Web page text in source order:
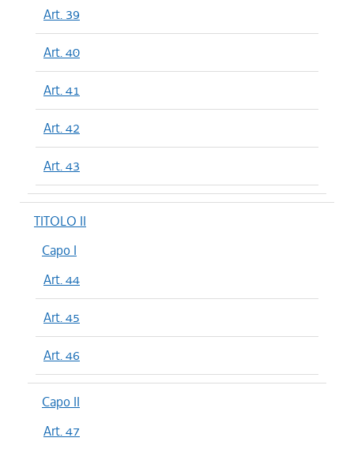
Art. 39
Art. 40
Art. 41
Art. 42
Art. 43
TITOLO II
Capo I
Art. 44
Art. 45
Art. 46
Capo II
Art. 47